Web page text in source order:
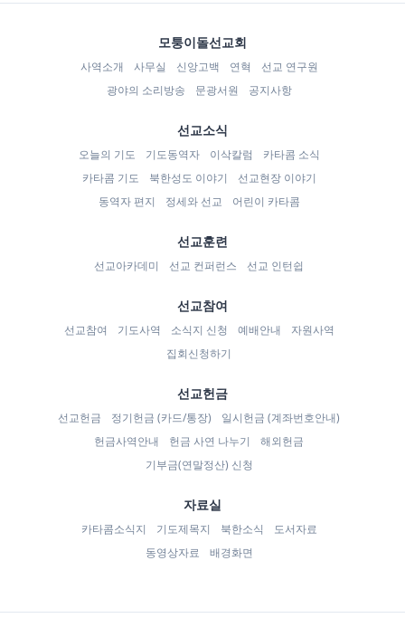
모퉁이돌선교회
사역소개 사무실 신앙고백 연혁
선교 연구원
광야의 소리방송
문광서원 공지사항
선교소식
오늘의 기도 기도동역자 이삭칼럼
카타콤 소식
카타콤 기도
북한성도 이야기
선교현장 이야기
동역자 편지
정세와 선교 어린이 카타콤
선교훈련
선교아카데미 선교 컨퍼런스 선교 인턴쉽
선교참여
선교참여 기도사역 소식지 신청 예배안내
자원사역
집회신청하기
선교헌금
선교헌금 정기헌금 (카드/통장)
일시헌금 (계좌번호안내)
헌금사역안내
헌금 사연 나누기
해외헌금
기부금(연말정산) 신청
자료실
카타콤소식지 기도제목지 북한소식
도서자료
동영상자료
배경화면